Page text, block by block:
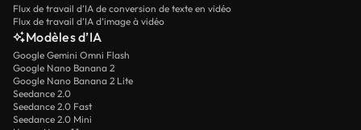
Flux de travail d’IA de conversion de texte en vidéo
Flux de travail d’IA d’image à vidéo
Modèles d’IA
Google Gemini Omni Flash
Google Nano Banana 2
Google Nano Banana 2 Lite
Seedance 2.0
Seedance 2.0 Fast
Seedance 2.0 Mini